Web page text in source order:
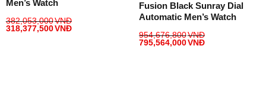
Men’s Watch
382,053,000VNĐ
318,377,500VNĐ
Fusion Black Sunray Dial
Automatic Men’s Watch
954,676,800VNĐ
795,564,000VNĐ